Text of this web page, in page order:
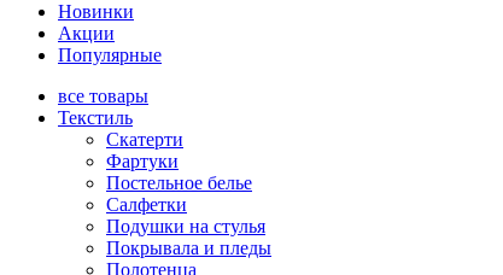
Новинки
Акции
Популярные
все товары
Текстиль
Скатерти
Фартуки
Постельное белье
Салфетки
Подушки на стулья
Покрывала и пледы
Полотенца